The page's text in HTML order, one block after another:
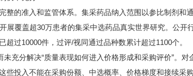
的准入和监管体系。集采药品纳入范围以参比制剂和
展覆盖超30万患者的集采中选药品真实世界研究。公
过10000件，过评/视同通过品种数累计超过1100个。
充分解决“质量表现如何进入价格形成和采购评价”。
些投入不能在采购份额、中选概率、价格梯度和接续采